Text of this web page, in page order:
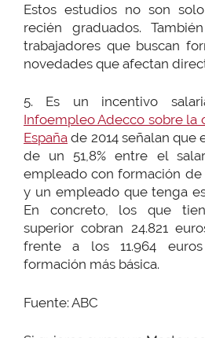
Estos estudios no son
recién graduados.
trabajadores que buscan
novedades que afectan
5. Es un incentivo
Infoempleo Adecco sobre la
España de 2014 señalan que
de un 51,8% entre el
empleado con formación
y un empleado que tenga
En concreto, los que
superior cobran 24.821
frente a los 11.964
formación más básica.
Fuente: ABC